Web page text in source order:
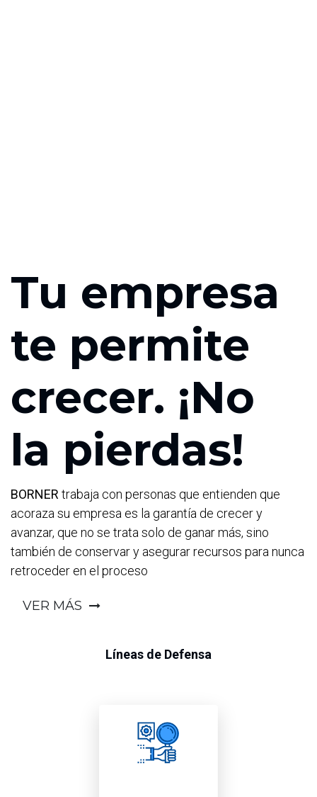
Tu empresa
te permite
crecer. ¡No
la pierdas!
BORNER trabaja con personas que entienden que
acoraza su empresa es la garantía de crecer y
avanzar, que no se trata solo de ganar más, sino
también de conservar y asegurar recursos para nunca
retroceder en el proceso
VER MÁS
Líneas de Defensa